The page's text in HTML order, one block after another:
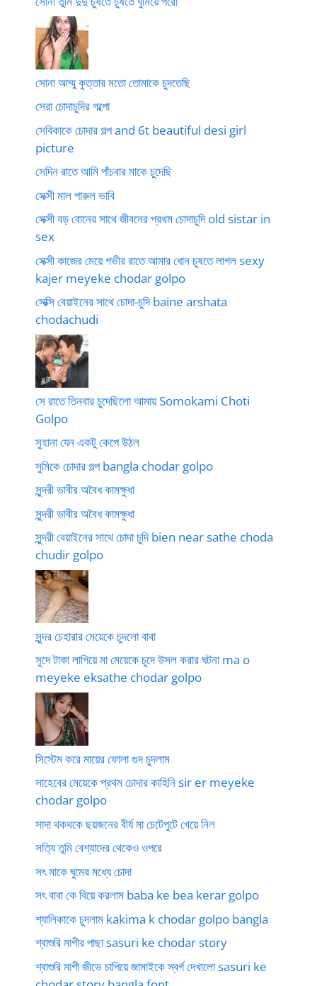
সোনা আম্মু কুত্তার মতো তোমাকে চুদতেছি
সেরা চোদাচুদির গল্পো
সেবিকাকে চোদার গল্প and 6t beautiful desi girl
picture
সেদিন রাতে আমি পাঁচবার মাকে চুদেছি
সেক্সী মাল পারুল ভাবি
সেক্সী বড় বোনের সাথে জীবনের প্রথম চোদাচুদি old sistar in
sex
সেক্সী কাজের মেয়ে গভীর রাতে আমার ধোন চুষতে লাগল sexy
kajer meyeke chodar golpo
সেক্সি বেয়াইনের সাথে চোদা-চুদি baine arshata
chodachudi
সে রাতে তিনবার চুদেছিলো আমায় Somokami Choti
Golpo
সুহানা যেন একটু কেপে উঠল
সুমিকে চোদার গল্প bangla chodar golpo
সুন্দরী ভাবীর অবৈধ কামক্ষুধা
সুন্দরী ভাবীর অবৈধ কামক্ষুধা
সুন্দরী বেয়াইনের সাথে চোদা চুদি bien near sathe choda
chudir golpo
সুন্দর চেহারার মেয়েকে চুদলো বাবা
সুদে টাকা লাগিয়ে মা মেয়েকে চুদে উসল করার ঘটনা ma o
meyeke eksathe chodar golpo
সিস্টেম করে মায়ের ফোলা গুদ চুদলাম
সাহেবের মেয়েকে প্রথম চোদার কাহিনি sir er meyeke
chodar golpo
সাদা থকথকে ছয়জনের বীর্য মা চেটেপুটে খেয়ে নিল
সত্যি তুমি বেশ্যাদের থেকেও ওপরে
সৎ মাকে ঘুমের মধ্যে চোদা
সৎ বাবা কে বিয়ে করলাম baba ke bea kerar golpo
শ্যালিকাকে চুদলাম kakima k chodar golpo bangla
শ্বাশুরি মাগীর পাছা sasuri ke chodar story
শ্বাশুরি মাগী জীভে চাপিয়ে জামাইকে স্বর্গ দেখালো sasuri ke